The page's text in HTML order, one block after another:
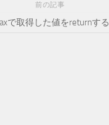
前の記事
で取得した値をreturnする